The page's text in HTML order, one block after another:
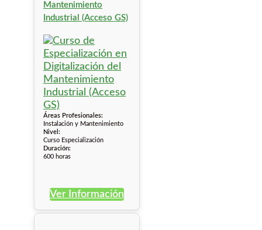
Mantenimiento
Industrial (Acceso GS)
Áreas Profesionales:
Instalación y Mantenimiento
Nivel:
Curso Especialización
Duración:
600 horas
Ver Información